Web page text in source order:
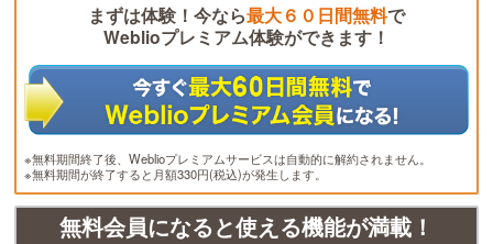
まずは体験！今なら最大６０日間無料で
Weblioプレミアム体験ができます！
※無料期間終了後、Weblioプレミアムサービスは自動的に解約されません。
※無料期間が終了すると月額330円(税込)が発生します。
無料会員になると使える機能が満載！